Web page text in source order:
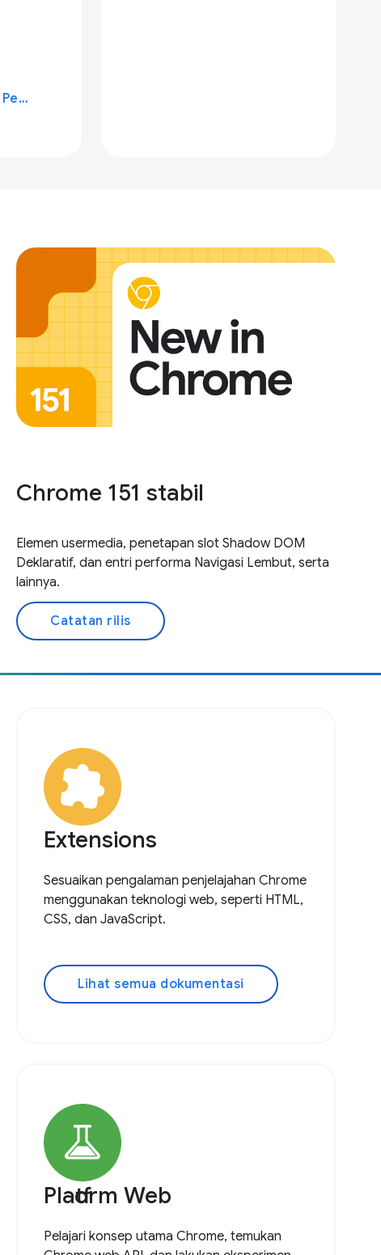
Chrome untuk Pengujian
Chrome 151 stabil
Elemen usermedia, penetapan slot Shadow DOM
Deklaratif, dan entri performa Navigasi Lembut, serta
lainnya.
Catatan rilis
Extensions
Sesuaikan pengalaman penjelajahan Chrome
menggunakan teknologi web, seperti HTML,
CSS, dan JavaScript.
Lihat semua dokumentasi
Platform Web
Pelajari konsep utama Chrome, temukan